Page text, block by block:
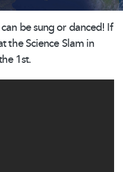
be sung or danced! If
the Science Slam in
1st.